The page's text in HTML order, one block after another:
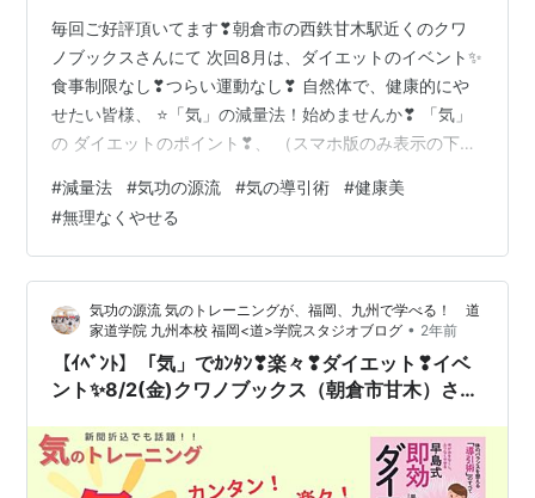
毎回ご好評頂いてます❣朝倉市の西鉄甘木駅近くのクワ
ノブックスさんにて 次回8月は、ダイエットのイベント✨
食事制限なし❣つらい運動なし❣ 自然体で、健康的にや
せたい皆様、 ⭐「気」の減量法！始めませんか❣ 「気」
の ダイエットのポイント❣、 （スマホ版のみ表示の下記
テキストに、「気のトレーニング」より、お教えしま
す！ ―気のトレーニングの１つ「気の導引術」とは？―
★「気の導引術」 は、 気功の源流「導引」からなる、
からだに 溜まった滞り（邪気）を 追い出す、 「気の健
康術」です。 ～～～～～～～～～～～～～～～～～ 気の
トレーニングイベン…
#減量法 #気功の源流 #気の導引術 #健康美
#無理なくやせる
気功の源流 気のトレーニングが、福岡、九州で学べる！ 道
家道学院 九州本校 福岡<道>学院スタジオブログ • 2年前
【ｲﾍﾞﾝﾄ】「気」でｶﾝﾀﾝ❣楽々❣ダイエット❣イベ
ント✨8/2(金)クワノブックス（朝倉市甘木）さん